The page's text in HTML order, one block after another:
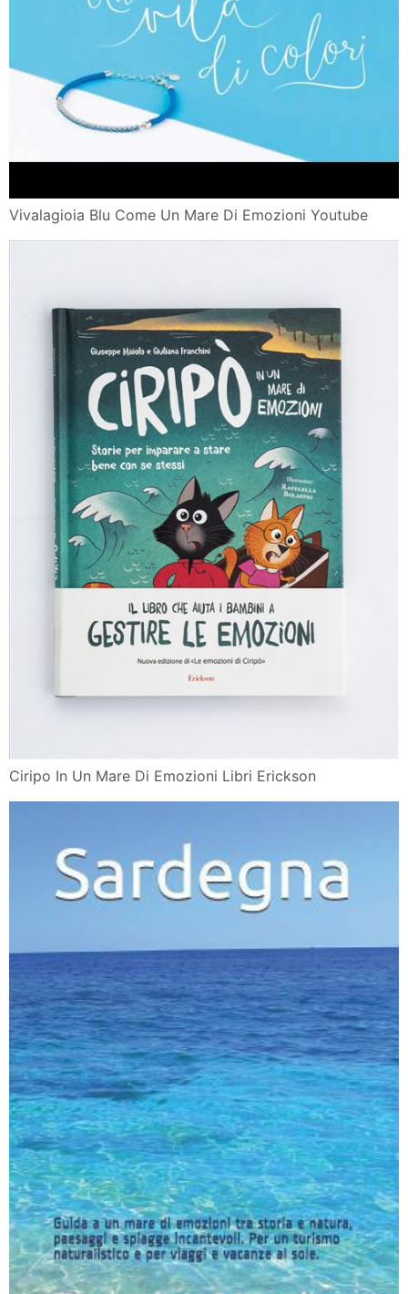
Sardegna Un Mare Di Emozioni Home Facebook
Vivalagioia Blu Come Un Mare Di Emozioni Youtube
Ciripo In Un Mare Di Emozioni Libri Erickson